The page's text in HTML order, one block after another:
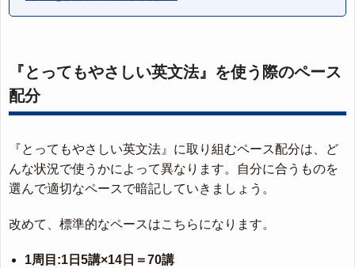
『とってもやさしい英文法』を使う際のペース
配分
『とってもやさしい英文法』に取り組むペース配分は、ど
んな状況で使うかによって異なります。自分に合うものを
選んで適切なペースで暗記していきましょう。
改めて、標準的なペースはこちらになります。
1周目:1日5講×14日＝70講